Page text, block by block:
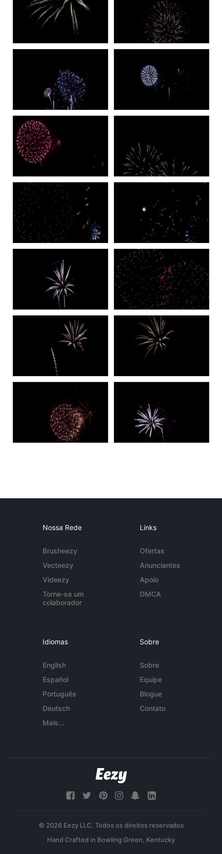
Nossa Rede
Brusheezy
Vecteezy
Videezy
Torne-se um
colaborador
Links
Ofertas
Anunciantes
Apoio
DMCA
Idiomas
English
Español
Português
Deutsch
Mais...
Sobre
Sobre
Equipe
Blogue
Contato
© 2026 Eezy LLC. Todos os direitos reservados